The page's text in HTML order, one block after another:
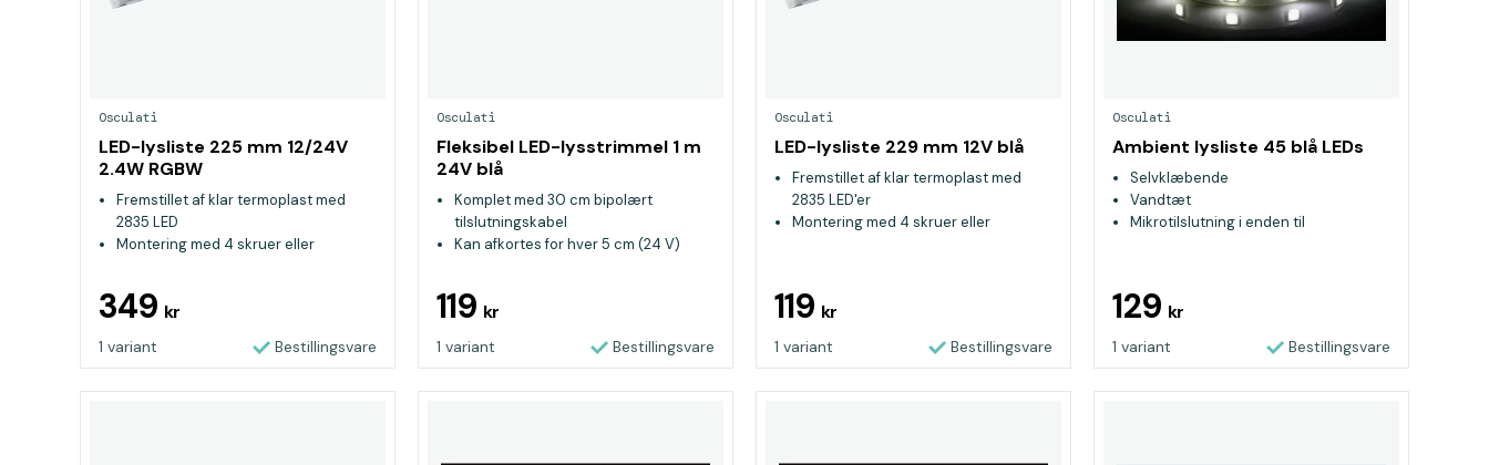
Osculati
LED-lysliste 225 mm 12/24V
2.4W RGBW
Fremstillet af klar termoplast med
2835 LED
Montering med 4 skruer eller
349 kr
1 variant Bestillingsvare
Osculati
Fleksibel LED-lysstrimmel 1 m
24V blå
Komplet med 30 cm bipolært
tilslutningskabel
Kan afkortes for hver 5 cm (24 V)
119 kr
1 variant Bestillingsvare
Osculati
LED-lysliste 229 mm 12V blå
Fremstillet af klar termoplast med
2835 LED'er
Montering med 4 skruer eller
119 kr
1 variant Bestillingsvare
Osculati
Ambient lysliste 45 blå LEDs
Selvklæbende
Vandtæt
Mikrotilslutning i enden til
129 kr
1 variant Bestillingsvare